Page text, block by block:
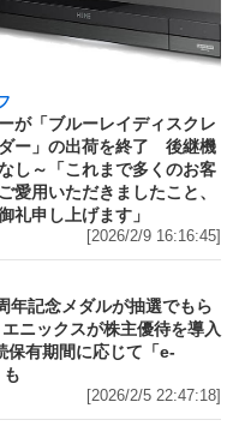
が「ブルーレイディスクレ
ー」の出荷を終了 後継機
し～「これまで多くのお客
愛用いただきましたこと、
礼申し上げます」
[2026/2/9 16:16:45]
年記念メダルが抽選でもら
ニックスが株主優待を導入
保有期間に応じて「e-
[2026/2/5 22:47:18]